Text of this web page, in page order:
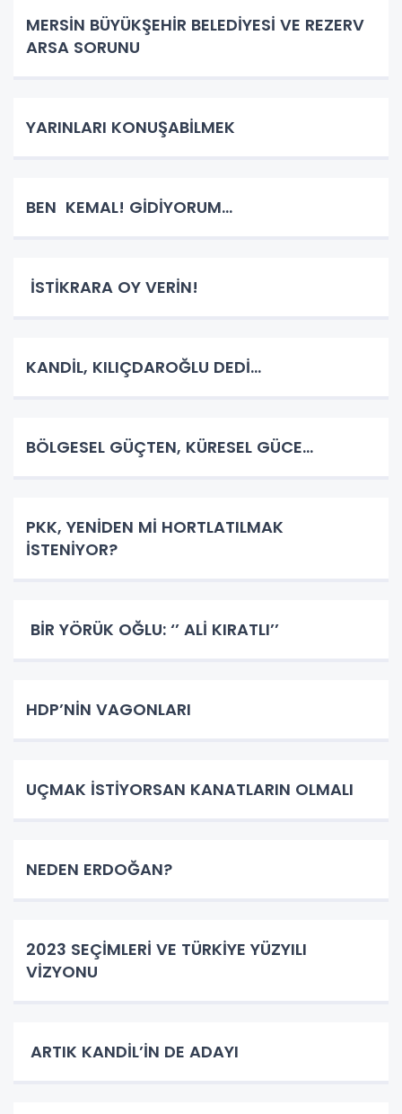
MERSİN BÜYÜKŞEHİR BELEDİYESİ VE REZERV
ARSA SORUNU
YARINLARI KONUŞABİLMEK
BEN KEMAL! GİDİYORUM…
İSTİKRARA OY VERİN!
KANDİL, KILIÇDAROĞLU DEDİ…
BÖLGESEL GÜÇTEN, KÜRESEL GÜCE…
PKK, YENİDEN Mİ HORTLATILMAK
İSTENİYOR?
BİR YÖRÜK OĞLU: ‘’ ALİ KIRATLI’’
HDP’NİN VAGONLARI
UÇMAK İSTİYORSAN KANATLARIN OLMALI
NEDEN ERDOĞAN?
2023 SEÇİMLERİ VE TÜRKİYE YÜZYILI
VİZYONU
ARTIK KANDİL’İN DE ADAYI